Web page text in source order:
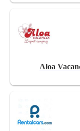
Aloa